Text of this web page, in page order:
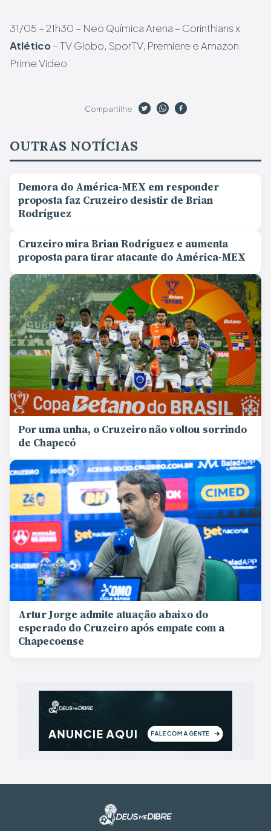
31/05 – 21h30 – Neo Química Arena – Corinthians x
Atlético– TV Globo, SporTV, Premiere e Amazon
Prime Video
Compartilhe
OUTRAS NOTÍCIAS
Demora do América-MEX em responder
proposta faz Cruzeiro desistir de Brian
Rodríguez
Cruzeiro mira Brian Rodríguez e aumenta
proposta para tirar atacante do América-MEX
Por uma unha, o Cruzeiro não voltou sorrindo
de Chapecó
Artur Jorge admite atuação abaixo do
esperado do Cruzeiro após empate com a
Chapecoense